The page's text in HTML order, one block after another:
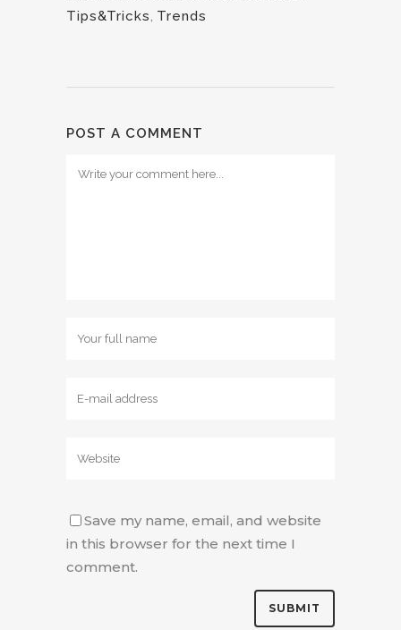
Tips&Tricks, Trends
POST A COMMENT
Save my name, email, and website
in this browser for the next time I
comment.